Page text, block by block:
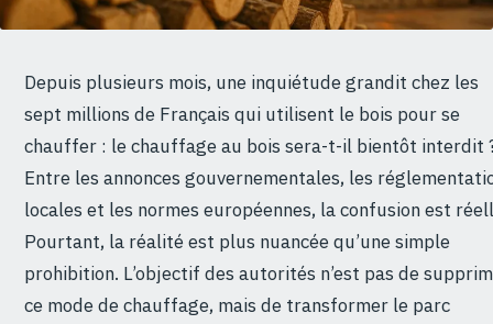
Depuis plusieurs mois, une inquiétude grandit chez les
sept millions de Français qui utilisent le bois pour se
chauffer : le chauffage au bois sera-t-il bientôt interdit
Entre les annonces gouvernementales, les
locales et les normes européennes, la confusion est
Pourtant, la réalité est plus nuancée qu’une simple
prohibition. L’objectif des autorités n’est pas de
ce mode de chauffage, mais de transformer le parc